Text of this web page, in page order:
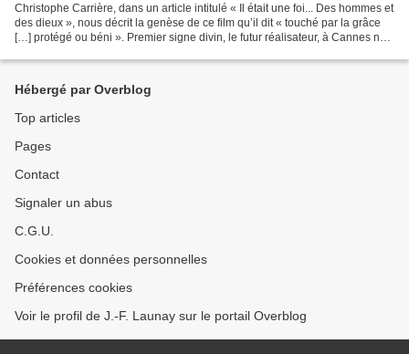
Christophe Carrière, dans un article intitulé « Il était une foi... Des hommes et
des dieux », nous décrit la genèse de ce film qu’il dit « touché par la grâce
[…] protégé ou béni ». Premier signe divin, le futur réalisateur, à Cannes ne
Hébergé par Overblog
Top articles
Pages
Contact
Signaler un abus
C.G.U.
Cookies et données personnelles
Préférences cookies
Voir le profil de J.-F. Launay sur le portail Overblog